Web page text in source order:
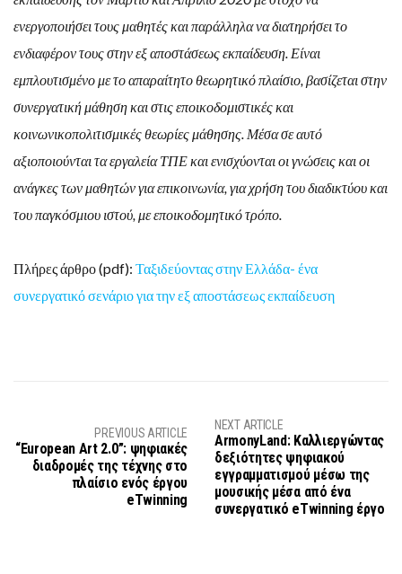
ενεργοποιήσει τους μαθητές και παράλληλα να διατηρήσει το
ενδιαφέρον τους στην εξ αποστάσεως εκπαίδευση. Είναι
εμπλουτισμένο με το απαραίτητο θεωρητικό πλαίσιο, βασίζεται στην
συνεργατική μάθηση και στις εποικοδομιστικές και
κοινωνικοπολιτισμικές θεωρίες μάθησης. Μέσα σε αυτό
αξιοποιούνται τα εργαλεία ΤΠΕ και ενισχύονται οι γνώσεις και οι
ανάγκες των μαθητών για επικοινωνία, για χρήση του διαδικτύου και
του παγκόσμιου ιστού, με εποικοδομητικό τρόπο.
Πλήρες άρθρο (pdf): Ταξιδεύοντας στην Ελλάδα- ένα
συνεργατικό σενάριο για την εξ αποστάσεως εκπαίδευση
PREVIOUS ARTICLE
“European Art 2.0”: ψηφιακές
διαδρομές της τέχνης στο
πλαίσιο ενός έργου
eTwinning
NEXT ARTICLE
ArmonyLand: Καλλιεργώντας
δεξιότητες ψηφιακού
εγγραμματισμού μέσω της
μουσικής μέσα από ένα
συνεργατικό eTwinning έργο